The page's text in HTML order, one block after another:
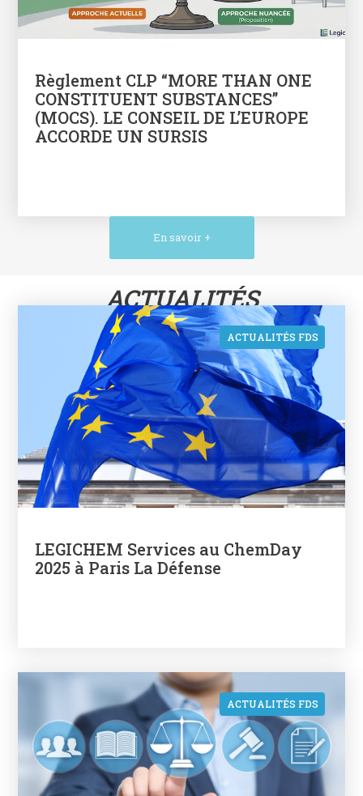
Règlement CLP “MORE THAN ONE
CONSTITUENT SUBSTANCES”
(MOCS). LE CONSEIL DE L’EUROPE
ACCORDE UN SURSIS
En savoir +
ACTUALITÉS
ACTUALITÉS FDS
LEGICHEM Services au ChemDay
2025 à Paris La Défense
ACTUALITÉS FDS